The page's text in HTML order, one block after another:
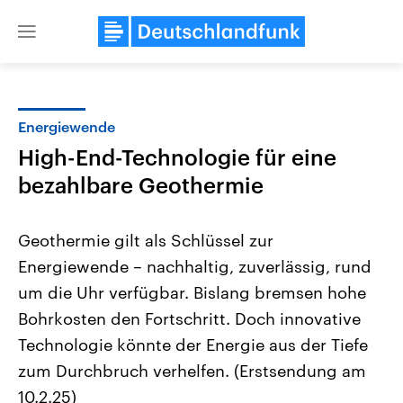
Close
Landtagswahl Sachsen-Anhalt
2026
Alle Informationen
Sachsen-Anhalt wählt am 6.
September 2026 einen neuen
Bundesland von einer Koalition aus
USA
Aktuelle Beiträge,
Hintergründe
Wirtschaftlich und
gehören die Vereinigten
Energiewende
High-End-Technologie für eine
bezahlbare Geothermie
Geothermie gilt als Schlüssel zur
Energiewende – nachhaltig, zuverlässig, rund
um die Uhr verfügbar. Bislang bremsen hohe
Bohrkosten den Fortschritt. Doch innovative
Technologie könnte der Energie aus der Tiefe
zum Durchbruch verhelfen. (Erstsendung am
10.2.25)